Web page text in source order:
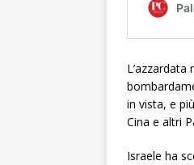
in vista, e
Cina e altri
Israele ha